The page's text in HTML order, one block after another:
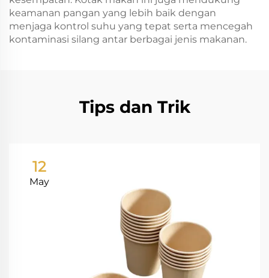
keamanan pangan yang lebih baik dengan
menjaga kontrol suhu yang tepat serta mencegah
kontaminasi silang antar berbagai jenis makanan.
Tips dan Trik
12
May